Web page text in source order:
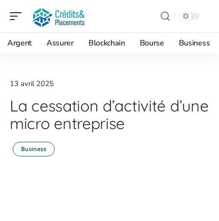
Argent Assurer Blockchain Bourse Business
13 avril 2025
La cessation d’activité d’une
micro entreprise
Business